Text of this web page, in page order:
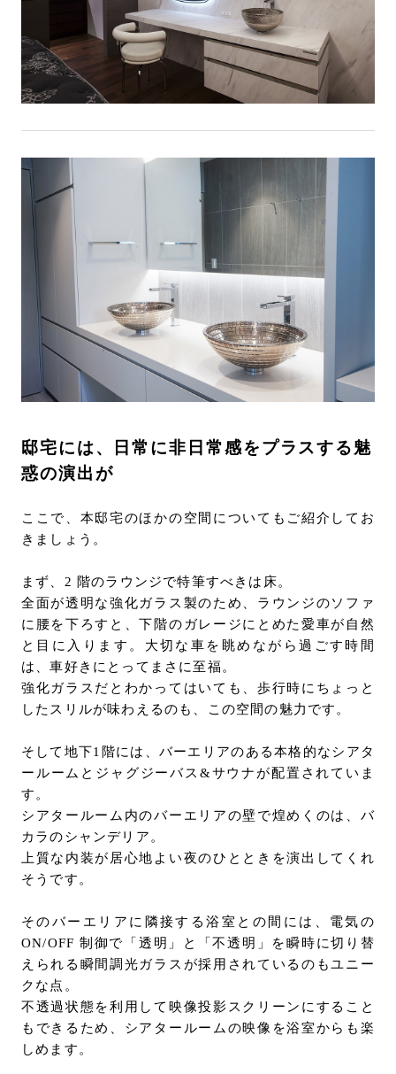
邸宅には、日常に非日常感をプラスする魅
惑の演出が
ここで、本邸宅のほかの空間についてもご紹介してお
きましょう。
まず、2 階のラウンジで特筆すべきは床。
全面が透明な強化ガラス製のため、ラウンジのソファ
に腰を下ろすと、下階のガレージにとめた愛車が自然
と目に入ります。大切な車を眺めながら過ごす時間
は、車好きにとってまさに至福。
強化ガラスだとわかってはいても、歩行時にちょっと
したスリルが味わえるのも、この空間の魅力です。
そして地下1階には、バーエリアのある本格的なシアタ
ールームとジャグジーバス&サウナが配置されていま
す。
シアタールーム内のバーエリアの壁で煌めくのは、バ
カラのシャンデリア。
上質な内装が居心地よい夜のひとときを演出してくれ
そうです。
そのバーエリアに隣接する浴室との間には、電気の
ON/OFF 制御で「透明」と「不透明」を瞬時に切り替
えられる瞬間調光ガラスが採用されているのもユニー
クな点。
不透過状態を利用して映像投影スクリーンにすること
もできるため、シアタールームの映像を浴室からも楽
しめます。